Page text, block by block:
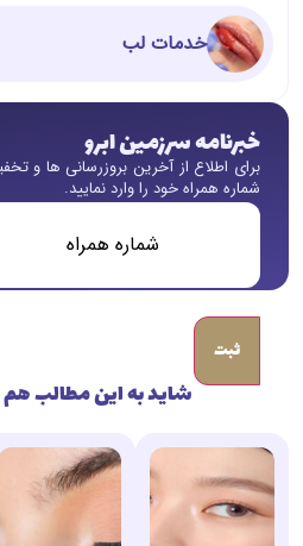
خدمات لب
خبرنامه سرزمین ابرو
برای اطلاع از آخرین بروزرسانی ها و
شماره همراه خود را وارد نمایید.
شماره
(ضروری)
شاید به این مطالب هم